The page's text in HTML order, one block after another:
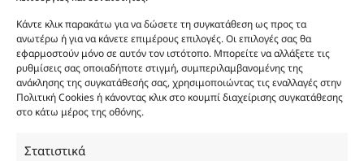
Κάντε κλικ παρακάτω για να δώσετε τη συγκατάθεση ως προς τα
ανωτέρω ή για να κάνετε επιμέρους επιλογές. Οι επιλογές σας θα
εφαρμοστούν μόνο σε αυτόν τον ιστότοπο. Μπορείτε να αλλάξετε τις
ρυθμίσεις σας οποιαδήποτε στιγμή, συμπεριλαμβανομένης της
ανάκλησης της συγκατάθεσής σας, χρησιμοποιώντας τις εναλλαγές στην
Πολιτική Cookies ή κάνοντας κλικ στο κουμπί διαχείρισης συγκατάθεσης
στο κάτω μέρος της οθόνης.
Στατιστικά
Σκοπός τους είναι η διευκόλυνση της επιλογής σας.
Σε καμία περίπτωση δεν αντιστοιχούν στα
αυθεντικά αρώματα και δεν ανταποκρίνονται στην
πραγματικότητα. Πρόθεση της επιχείρησης μας δεν
είναι η παραπλάνηση και η εξαπάτηση του
καταναλωτή. Όλα μας τα προϊόντα είναι τύπου, σε
αντίστοιχα αυθεντικά γνωστών οίκων. Οι